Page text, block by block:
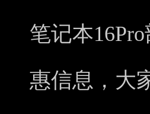
笔记本
惠信息，大